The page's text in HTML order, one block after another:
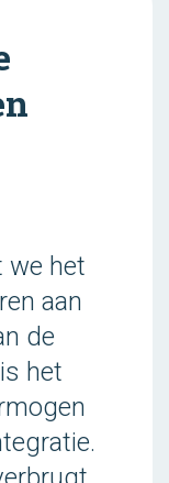
we het
aan
de
het